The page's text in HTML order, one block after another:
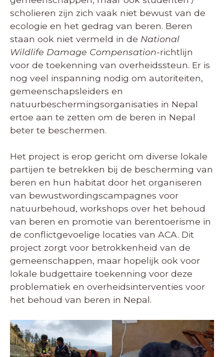
scholieren zijn zich vaak niet bewust van de
ecologie en het gedrag van beren. Beren
staan ook niet vermeld in de National
Wildlife Damage Compensation-richtlijn
voor de toekenning van overheidssteun. Er is
nog veel inspanning nodig om autoriteiten,
gemeenschapsleiders en
natuurbeschermingsorganisaties in Nepal
ertoe aan te zetten om de beren in Nepal
beter te beschermen.
Het project is erop gericht om diverse lokale
partijen te betrekken bij de bescherming van
beren en hun habitat door het organiseren
van bewustwordingscampagnes voor
natuurbehoud, workshops over het behoud
van beren en promotie van berentoerisme in
de conflictgevoelige locaties van ACA. Dit
project zorgt voor betrokkenheid van de
gemeenschappen, maar hopelijk ook voor
lokale budgettaire toekenning voor deze
problematiek en overheidsinterventies voor
het behoud van beren in Nepal.